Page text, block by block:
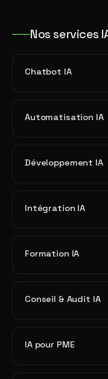
Nos services
Chatbot IA
Automatisation IA
Développement IA
Intégration IA
Formation IA
Conseil & Audit IA
IA pour PME